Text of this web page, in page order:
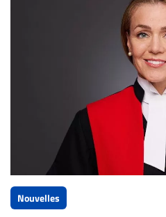
La Rédaction de Droit-inc.com
Nouvelles